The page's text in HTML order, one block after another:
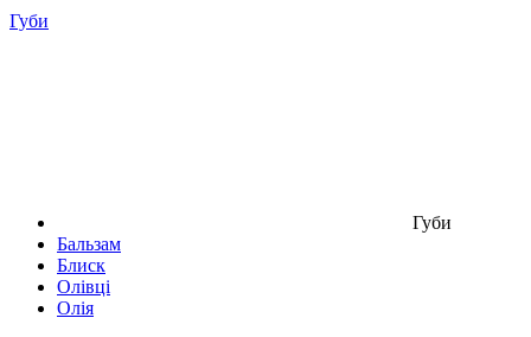
Губи
Губи
Бальзам
Блиск
Олівці
Олія